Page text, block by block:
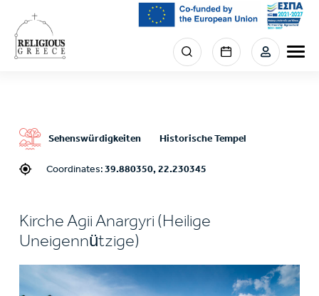
main
content
Menu
section
Sehenswürdigkeiten Historische Tempel
Coordinates:39.880350, 22.230345
Kirche Agii Anargyri (Heilige
Uneigennützige)